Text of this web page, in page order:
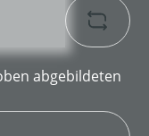
abgebildeten